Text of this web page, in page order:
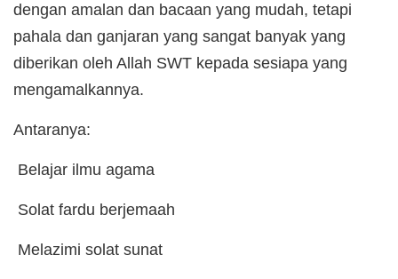
dengan amalan dan bacaan yang mudah, tetapi
pahala dan ganjaran yang sangat banyak yang
diberikan oleh Allah SWT kepada sesiapa yang
mengamalkannya.
Antaranya:
Belajar ilmu agama
Solat fardu berjemaah
Melazimi solat sunat